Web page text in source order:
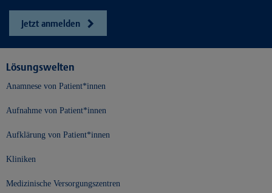
Jetzt anmelden
Lösungswelten
Anamnese von Patient*innen
Aufnahme von Patient*innen
Aufklärung von Patient*innen
Kliniken
Medizinische Versorgungszentren